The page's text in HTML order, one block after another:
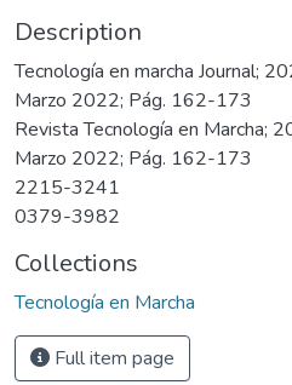
Description
Tecnología en marcha Journal;
Marzo 2022; Pág. 162-173
Revista Tecnología en Marcha;
Marzo 2022; Pág. 162-173
2215-3241
0379-3982
Collections
Tecnología en Marcha
Full item page